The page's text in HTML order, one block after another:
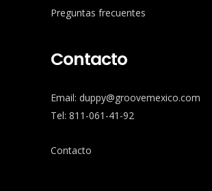
Preguntas frecuentes
Contacto
Email: duppy@groovemexico.com
Tel: 811-061-41-92
Contacto